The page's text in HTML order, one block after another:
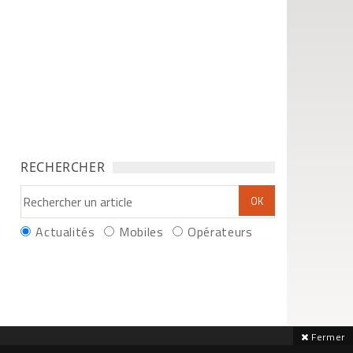
RECHERCHER
Actualités Mobiles Opérateurs
Fermer